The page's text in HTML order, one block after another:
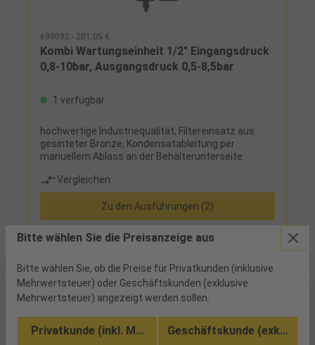
699092 - 201,05 €
Kombi Wartungseinheit 1/2" Eingangsdruck
0,8-10bar, Ausgangsdruck 0,5-8,5bar
1 verfügbar
hochwertige Industriequalität, Filtereinsatz aus
gesinteter Bronze, Kondensatableitung per
manuellem Ablass an der Behälterunterseite
Vergleichen
Zu den Ausführungen (2)
Bitte wählen Sie die Preisanzeige aus
Bitte wählen Sie, ob die Preise für Privatkunden (inklusive
Mehrwertsteuer) oder Geschäftskunden (exklusive
Mehrwertsteuer) angezeigt werden sollen.
Privatkunde (inkl. MwSt.) Geschäftskunde (exkl.